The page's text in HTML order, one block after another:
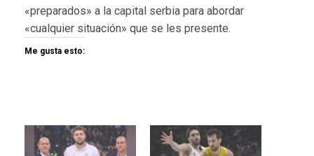
«preparados» a la capital serbia para abordar
«cualquier situación» que se les presente.
Me gusta esto: